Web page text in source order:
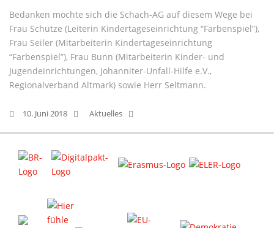
Bedanken möchte sich die Schach-AG auf diesem Wege bei
Frau Schütze (Leiterin Kindertageseinrichtung “Farbenspiel”),
Frau Seiler (Mitarbeiterin Kindertageseinrichtung
“Farbenspiel”), Frau Bunn (Mitarbeiterin Kinder- und
Jugendeinrichtungen, Johanniter-Unfall-Hilfe e.V.,
Regionalverband Altmark) sowie Herr Seltmann.
10. Juni 2018 Aktuelles